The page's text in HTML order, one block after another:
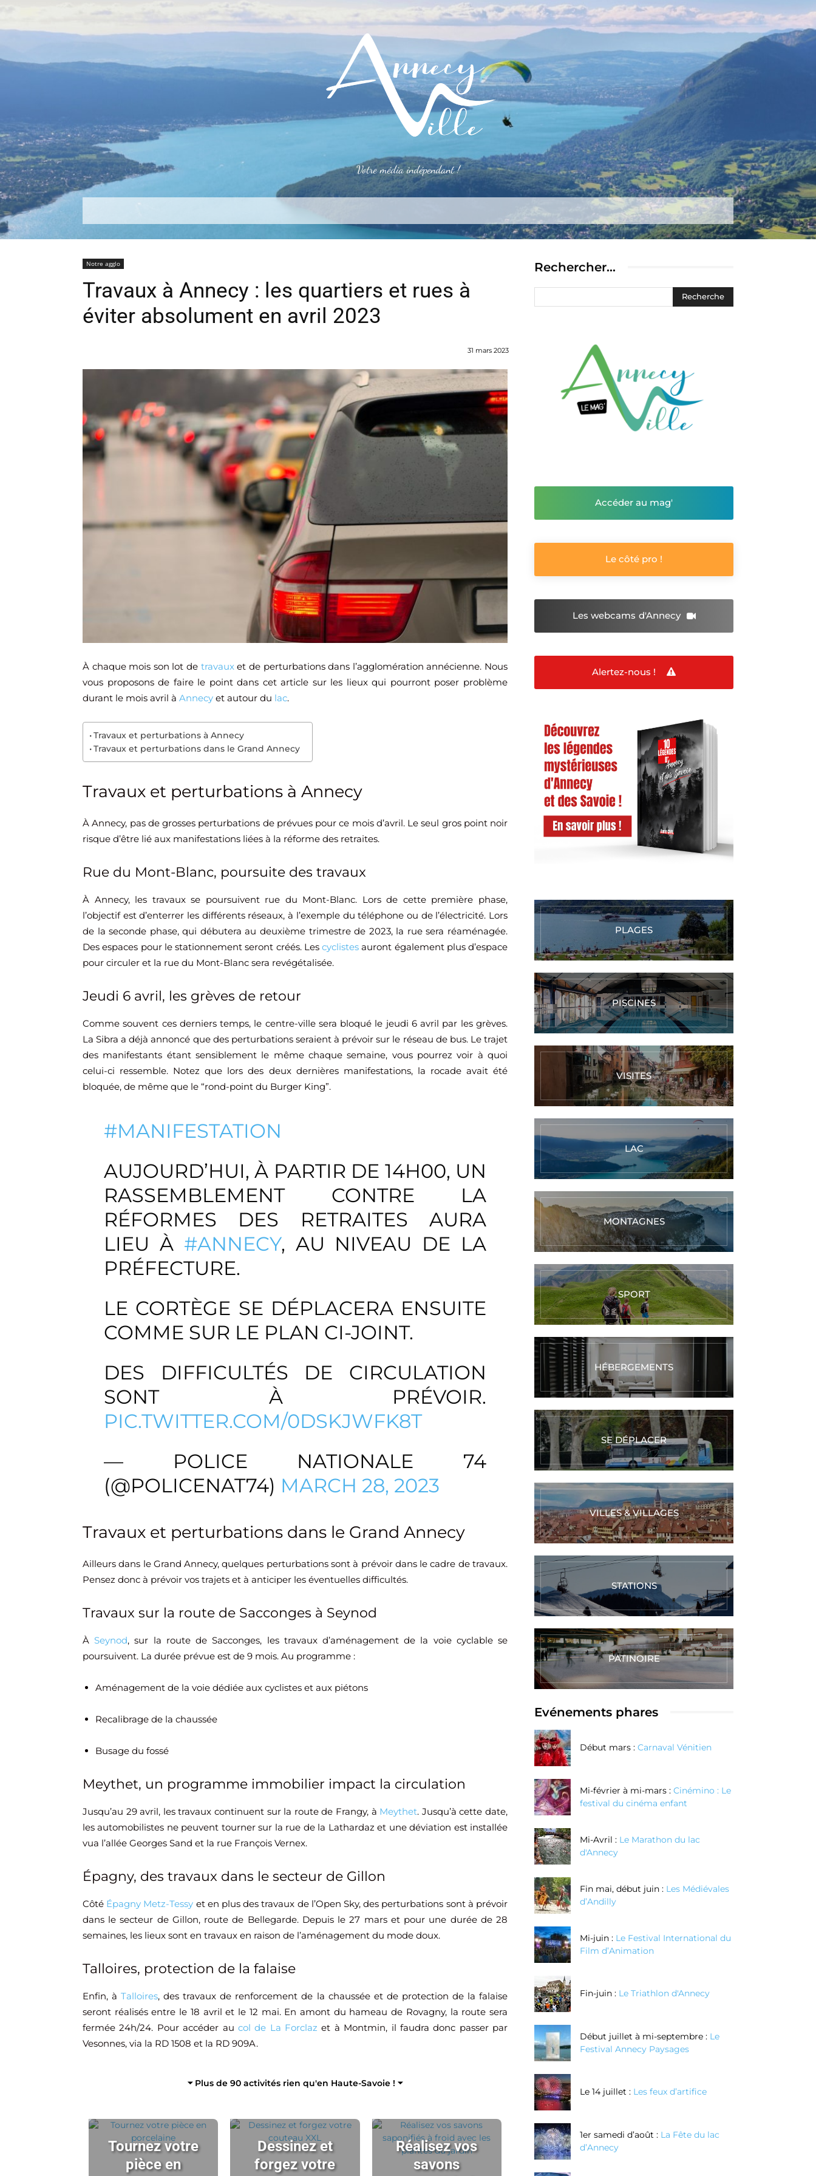
Votre média indépendant !
Alertez-nous Plus
Notre agglo
Travaux à Annecy : les quartiers et rues à
éviter absolument en avril 2023
31 mars 2023
À chaque mois son lot de travauxet de perturbations dans l’agglomération annécienne. Nous
vous proposons de faire le point dans cet article sur les lieux qui pourront poser problème
durant le mois avril à Annecy et autour du lac.
Travaux et perturbations à Annecy
Travaux et perturbations dans le Grand Annecy
Travaux et perturbations à Annecy
À Annecy, pas de grosses perturbations de prévues pour ce mois d’avril. Le seul gros point noir
risque d’être lié aux manifestations liées à la réforme des retraites.
Rue du Mont-Blanc, poursuite des travaux
À Annecy, les travaux se poursuivent rue du Mont-Blanc. Lors de cette première phase,
l’objectif est d’enterrer les différents réseaux, à l’exemple du téléphone ou de l’électricité. Lors
de la seconde phase, qui débutera au deuxième trimestre de 2023, la rue sera réaménagée.
Des espaces pour le stationnement seront créés. Les cyclistes auront également plus d’espace
pour circuler et la rue du Mont-Blanc sera revégétalisée.
Jeudi 6 avril, les grèves de retour
Comme souvent ces derniers temps, le centre-ville sera bloqué le jeudi 6 avril par les grèves.
La Sibra a déjà annoncé que des perturbations seraient à prévoir sur le réseau de bus. Le trajet
des manifestants étant sensiblement le même chaque semaine, vous pourrez voir à quoi
celui-ci ressemble. Notez que lors des deux dernières manifestations, la rocade avait été
bloquée, de même que le “rond-point du Burger King”.
#MANIFESTATION
AUJOURD’HUI, À PARTIR DE 14H00, UN
RASSEMBLEMENT CONTRE LA
RÉFORMES DES RETRAITES AURA
LIEU À #ANNECY, AU NIVEAU DE LA
PRÉFECTURE.
LE CORTÈGE SE DÉPLACERA ENSUITE
COMME SUR LE PLAN CI-JOINT.
DES DIFFICULTÉS DE CIRCULATION
SONT À PRÉVOIR.
PIC.TWITTER.COM/0DSKJWFK8T
— POLICE NATIONALE 74
(@POLICENAT74) MARCH 28, 2023
Travaux et perturbations dans le Grand Annecy
Ailleurs dans le Grand Annecy, quelques perturbations sont à prévoir dans le cadre de travaux.
Pensez donc à prévoir vos trajets et à anticiper les éventuelles difficultés.
Travaux sur la route de Sacconges à Seynod
À Seynod, sur la route de Sacconges, les travaux d’aménagement de la voie cyclable se
poursuivent. La durée prévue est de 9 mois. Au programme :
Aménagement de la voie dédiée aux cyclistes et aux piétons
Recalibrage de la chaussée
Busage du fossé
Meythet, un programme immobilier impact la circulation
Jusqu’au 29 avril, les travaux continuent sur la route de Frangy, à Meythet. Jusqu’à cette date,
les automobilistes ne peuvent tourner sur la rue de la Lathardaz et une déviation est installée
vua l’allée Georges Sand et la rue François Vernex.
Épagny, des travaux dans le secteur de Gillon
Côté Épagny Metz-Tessy et en plus des travaux de l’Open Sky, des perturbations sont à prévoir
dans le secteur de Gillon, route de Bellegarde. Depuis le 27 mars et pour une durée de 28
semaines, les lieux sont en travaux en raison de l’aménagement du mode doux.
Talloires, protection de la falaise
Enfin, àTalloires, des travaux de renforcement de la chaussée et de protection de la falaise
seront réalisés entre le 18 avril et le 12 mai. En amont du hameau de Rovagny, la route sera
fermée 24h/24. Pour accéder au col de La Forclaz et à Montmin, il faudra donc passer par
Vesonnes, via la RD 1508 et la RD 909A.
⏷ Plus de 90 activités rien qu'en Haute-Savoie ! ⏷
Tournez votre
pièce en
Dessinez et
forgez votre
Réalisez vos
savons
Réalisez vos
couteaux au
Rechercher…
Accéder au mag'
Le côté pro !
Les webcams d'Annecy
Alertez-nous !
PLAGES
PISCINES
VISITES
LAC
MONTAGNES
SPORT
HÉBERGEMENTS
SE DÉPLACER
VILLES & VILLAGES
STATIONS
PATINOIRE
Evénements phares
Début mars : Carnaval Vénitien
Mi-février à mi-mars : Cinémino : Le
festival du cinéma enfant
Mi-Avril : Le Marathon du lac
d'Annecy
Fin mai, début juin : Les Médiévales
d’Andilly
Mi-juin : Le Festival International du
Film d’Animation
Fin-juin : Le Triathlon d'Annecy
Début juillet à mi-septembre : Le
Festival Annecy Paysages
Le 14 juillet : Les feux d’artifice
1er samedi d’août : La Fête du lac
d’Annecy